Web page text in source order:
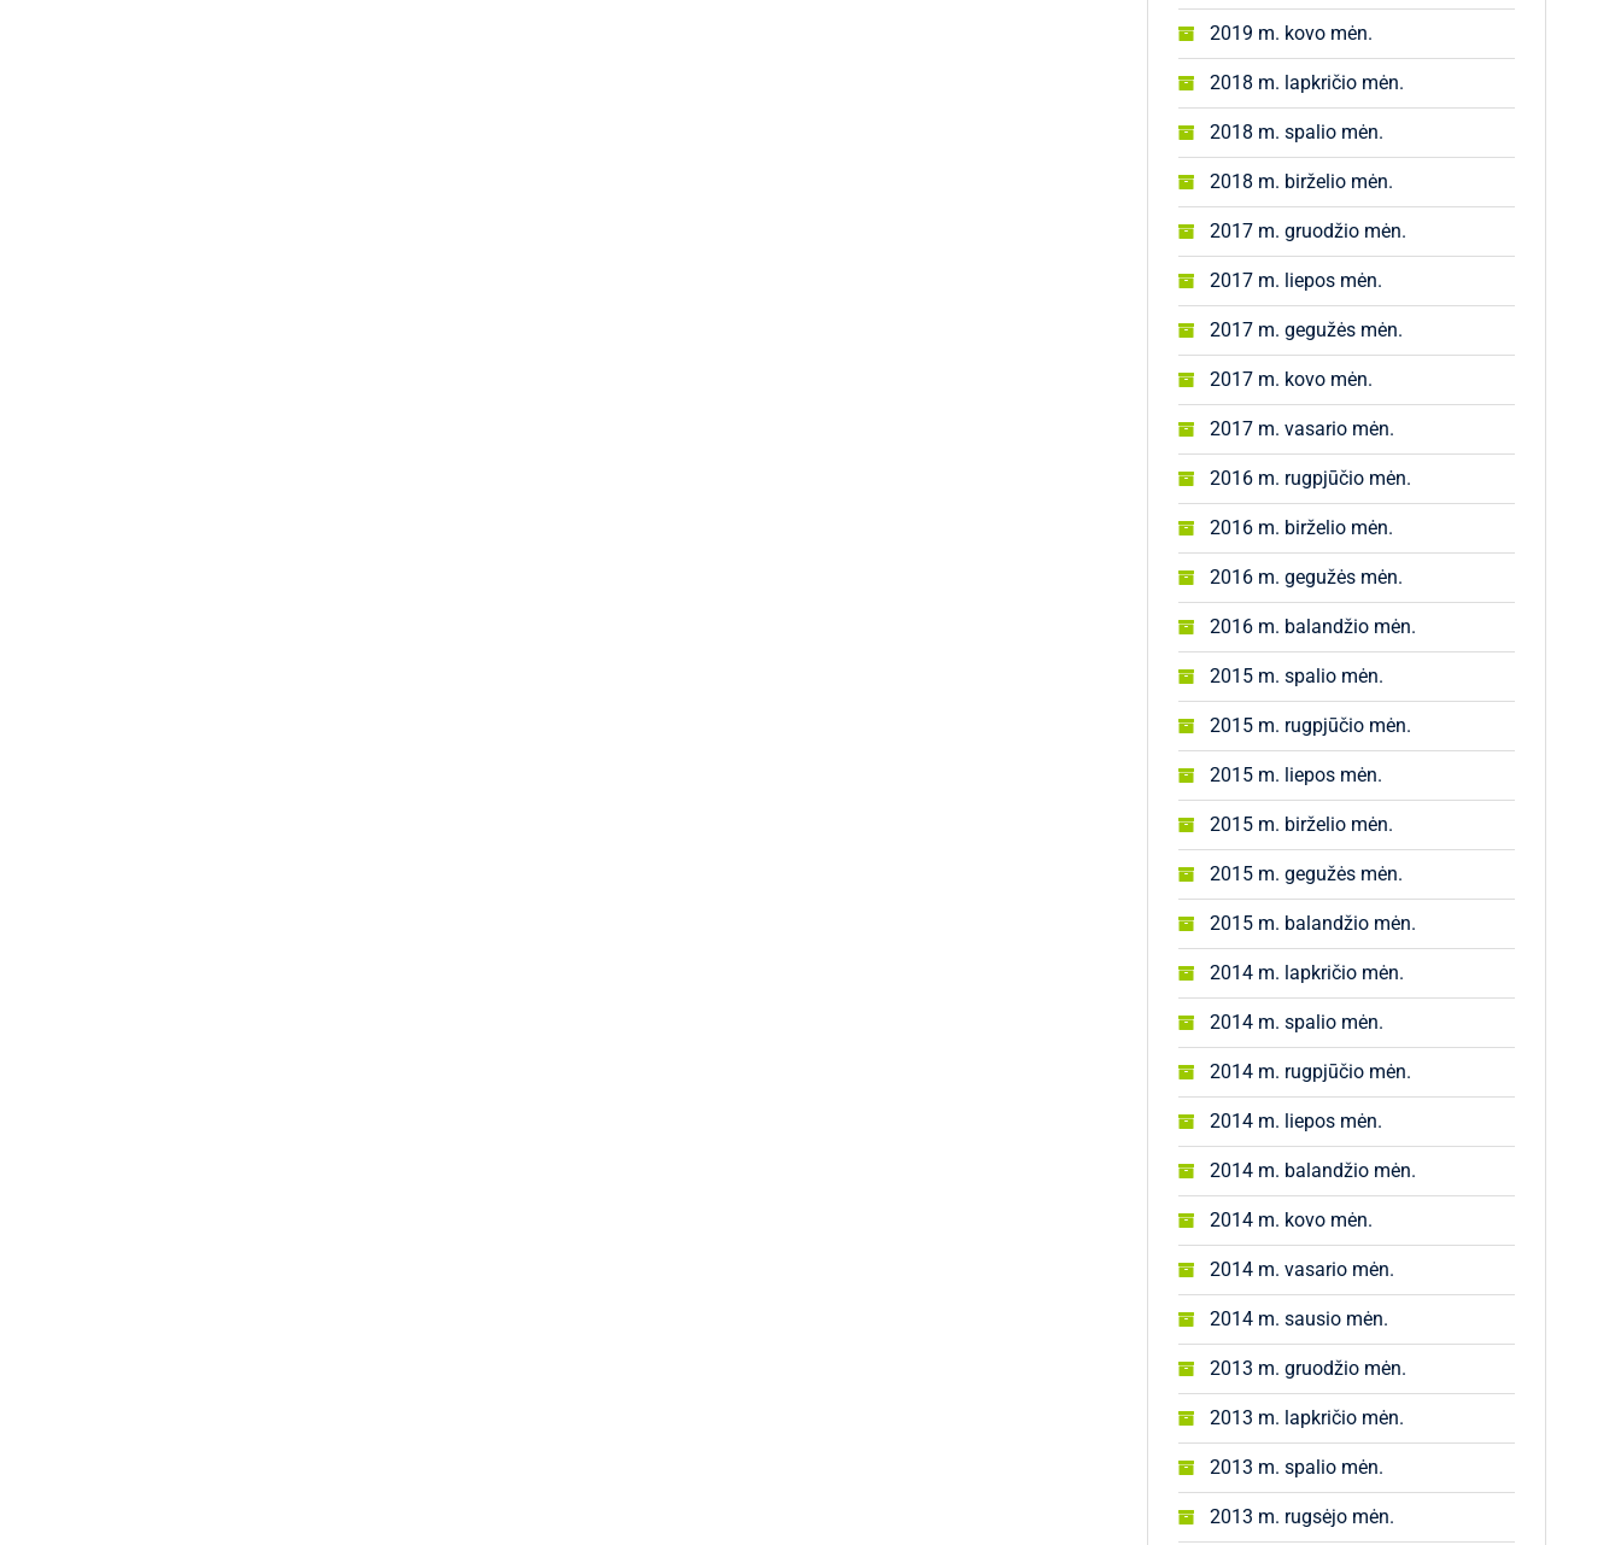
2019 m. kovo mėn.
2018 m. lapkričio mėn.
2018 m. spalio mėn.
2018 m. birželio mėn.
2017 m. gruodžio mėn.
2017 m. liepos mėn.
2017 m. gegužės mėn.
2017 m. kovo mėn.
2017 m. vasario mėn.
2016 m. rugpjūčio mėn.
2016 m. birželio mėn.
2016 m. gegužės mėn.
2016 m. balandžio mėn.
2015 m. spalio mėn.
2015 m. rugpjūčio mėn.
2015 m. liepos mėn.
2015 m. birželio mėn.
2015 m. gegužės mėn.
2015 m. balandžio mėn.
2014 m. lapkričio mėn.
2014 m. spalio mėn.
2014 m. rugpjūčio mėn.
2014 m. liepos mėn.
2014 m. balandžio mėn.
2014 m. kovo mėn.
2014 m. vasario mėn.
2014 m. sausio mėn.
2013 m. gruodžio mėn.
2013 m. lapkričio mėn.
2013 m. spalio mėn.
2013 m. rugsėjo mėn.